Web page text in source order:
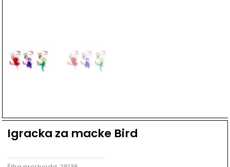
Igracka za macke Bird